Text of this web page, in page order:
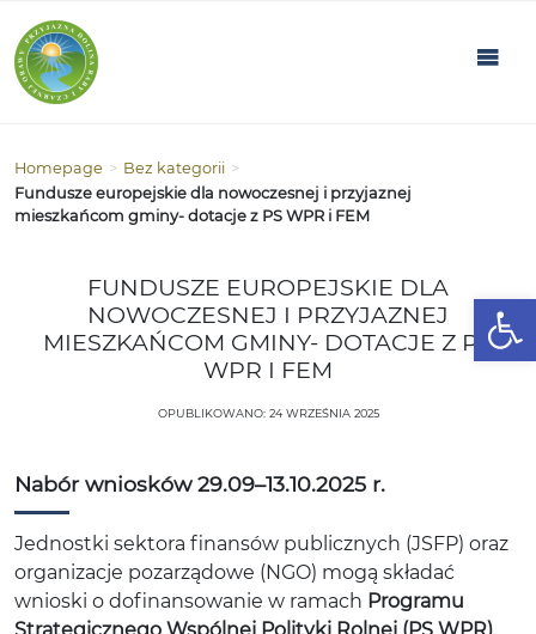
Homepage > Bez kategorii >
Fundusze europejskie dla nowoczesnej i przyjaznej
mieszkańcom gminy- dotacje z PS WPR i FEM
FUNDUSZE EUROPEJSKIE DLA
NOWOCZESNEJ I PRZYJAZNEJ
MIESZKAŃCOM GMINY- DOTACJE Z PS
WPR I FEM
OPUBLIKOWANO: 24 WRZEŚNIA 2025
Nabór wniosków 29.09–13.10.2025 r.
Jednostki sektora finansów publicznych (JSFP) oraz
organizacje pozarządowe (NGO) mogą składać
wnioski o dofinansowanie w ramach Programu